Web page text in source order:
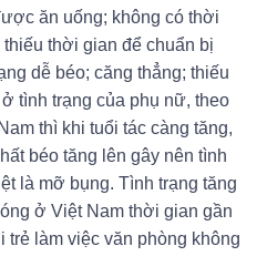
ăn uống; không có thời
thời gian để chuẩn bị
dễ béo; căng thẳng; thiếu
tình trạng của phụ nữ, theo
thì khi tuổi tác càng tăng,
béo tăng lên gây nên tình
là mỡ bụng. Tình trạng tăng
ở Việt Nam thời gian gần
làm việc văn phòng không